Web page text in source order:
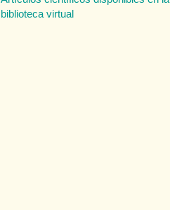
biblioteca virtual